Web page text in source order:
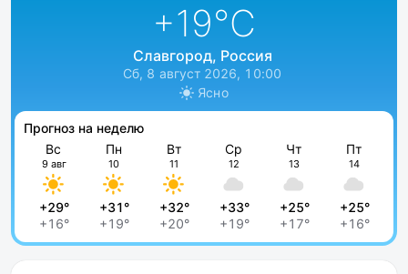
+19°C
Славгород, Россия
Сб, 8 август 2026, 10:00
Ясно
Прогноз на неделю
Вс
9 авг
+29°
+16°
Пн
10
+31°
+19°
Вт
11
+32°
+20°
Ср
12
+33°
+19°
Чт
13
+25°
+17°
Пт
14
+25°
+16°